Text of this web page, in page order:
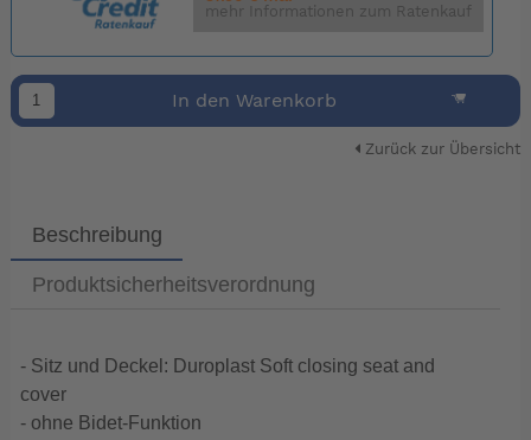
mehr Informationen zum Ratenkauf
In den Warenkorb
Zurück zur Übersicht
Beschreibung
Produktsicherheitsverordnung
- Sitz und Deckel: Duroplast Soft closing seat and
cover
- ohne Bidet-Funktion